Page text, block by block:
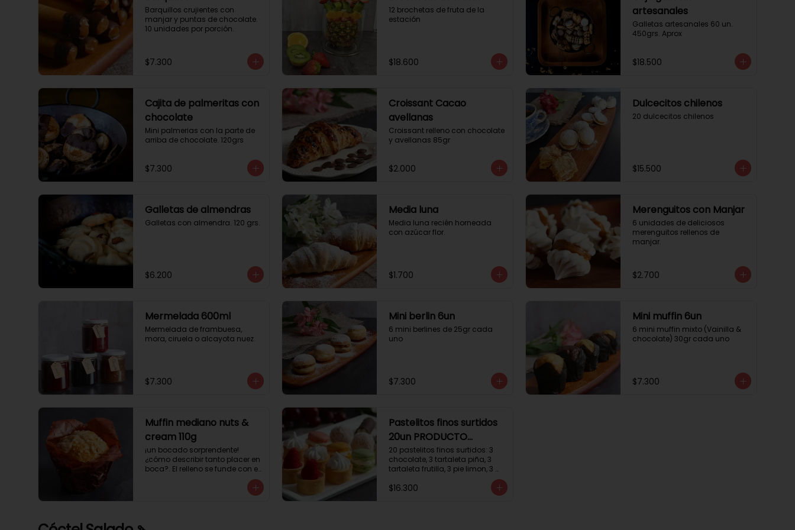
Barquillos crujientes con
manjar y puntas de chocolate.
10 unidades por porción.
$7.300
12 brochetas de fruta de la
estación
$18.600
artesanales
Galletas artesanales 60 un.
450grs. Aprox
$18.500
Cajita de palmeritas con
chocolate
Mini palmerias con la parte de
arriba de chocolate. 120grs
$7.300
Croissant Cacao
avellanas
Croissant relleno con chocolate
y avellanas 85gr
$2.000
Dulcecitos chilenos
20 dulcecitos chilenos
$15.500
Galletas de almendras
Galletas con almendra. 120 grs.
$6.200
Media luna
Media luna recién horneada
con azúcar flor.
$1.700
Merenguitos con Manjar
6 unidades de deliciosos
merenguitos rellenos de
manjar.
$2.700
Mermelada 600ml
Mermelada de frambuesa,
mora, ciruela o alcayota nuez.
$7.300
Mini berlin 6un
6 mini berlines de 25gr cada
uno
$7.300
Mini muffin 6un
6 mini muffin mixto (Vainilla &
chocolate) 30gr cada uno
$7.300
Muffin mediano nuts &
cream 110g
¡un bocado sorprendente!
¿cómo describir tanto placer en
boca?. El relleno se funde con el
potencia su masa exquisita.
Pastelitos finos surtidos
20un PRODUCTO
DELICADO
20 pastelitos finos surtidos: 3
chocolate, 3 tartaleta piña, 3
tartaleta frutilla, 3 pie limon, 3
chocolate crema, 2
$16.300